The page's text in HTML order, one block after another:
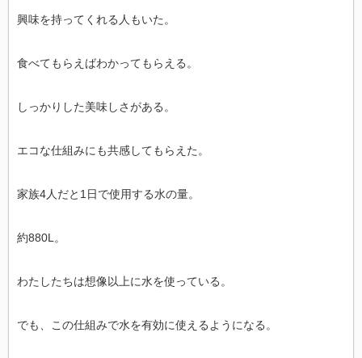
興味を持ってくれる人もいた。
食べてもらえばわかってもらえる。
しっかりした美味しさがある。
エコな仕組みにも共感してもらえた。
家族4人だと1日で使用する水の量。
約880L。
わたしたちは想像以上に水を使っている。
でも、この仕組みで水を有効に使えるようになる。